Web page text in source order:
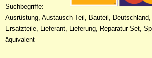
Suchbegriffe:
Ausrüstung, Austausch-Teil, Bauteil,
Ersatzteile, Lieferant, Lieferung, Reparatur-Set,
äquivalent